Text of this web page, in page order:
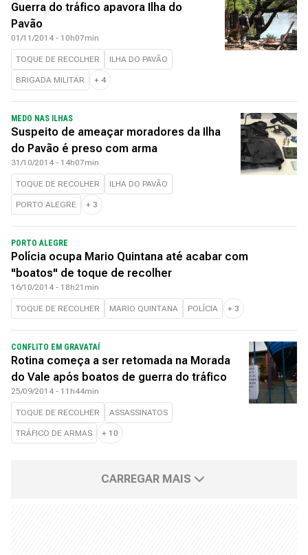
Guerra do tráfico apavora Ilha do
Pavão
01/11/2014 - 10h07min
TOQUE DE RECOLHER ILHA DO PAVÃO
BRIGADA MILITAR + 4
MEDO NAS ILHAS
Suspeito de ameaçar moradores da Ilha
do Pavão é preso com arma
31/10/2014 - 14h07min
TOQUE DE RECOLHER ILHA DO PAVÃO
PORTO ALEGRE + 3
PORTO ALEGRE
Polícia ocupa Mario Quintana até acabar com
"boatos" de toque de recolher
16/10/2014 - 18h21min
TOQUE DE RECOLHER MARIO QUINTANA POLÍCIA + 3
CONFLITO EM GRAVATAÍ
Rotina começa a ser retomada na Morada
do Vale após boatos de guerra do tráfico
25/09/2014 - 11h44min
TOQUE DE RECOLHER ASSASSINATOS
TRÁFICO DE ARMAS + 10
CARREGAR MAIS